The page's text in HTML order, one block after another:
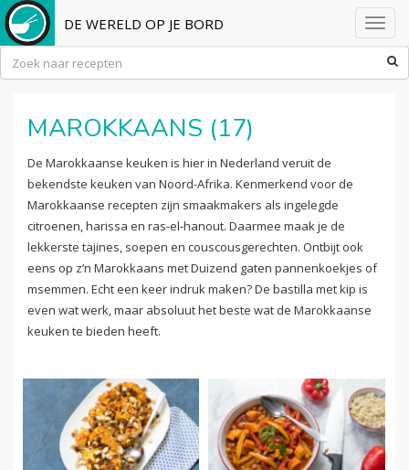
DE WERELD OP JE BORD
MAROKKAANS (17)
De Marokkaanse keuken is hier in Nederland veruit de
bekendste keuken van Noord-Afrika. Kenmerkend voor de
Marokkaanse recepten zijn smaakmakers als ingelegde
citroenen, harissa en ras-el-hanout. Daarmee maak je de
lekkerste tajines, soepen en couscousgerechten. Ontbijt ook
eens op z’n Marokkaans met Duizend gaten pannenkoekjes of
msemmen. Echt een keer indruk maken? De bastilla met kip is
even wat werk, maar absoluut het beste wat de Marokkaanse
keuken te bieden heeft.